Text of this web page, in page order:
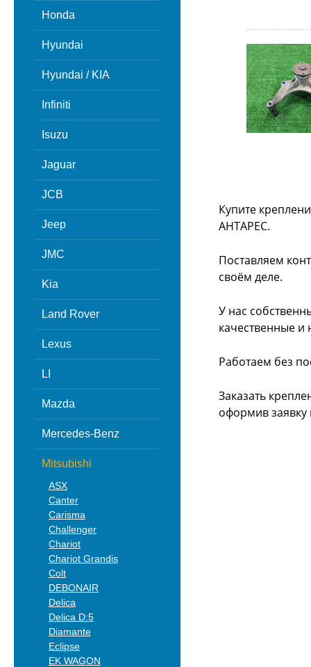
Honda
Hyundai
Hyundai / KIA
Infiniti
Isuzu
Jaguar
JCB
Jeep
JMC
Kia
Land Rover
Lexus
LI
Mazda
Mercedes-Benz
Mitsubishi
ASX
Canter
Carisma
Challenger
Chariot
Chariot Grandis
Colt
DEBONAIR
Delica
Delica D:5
Diamante
Eclipse
EK WAGON
Купите
АНТАРЕС.
Поставляем
своём деле.
У нас
качественные и
Работаем без
Заказать
оформив заявку